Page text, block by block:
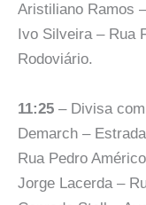
Aristiliano Ramos
Ivo Silveira – Rua
Rodoviário.
11:25 – Divisa
Demarch –
Rua Pedro
Jorge Lacerda –